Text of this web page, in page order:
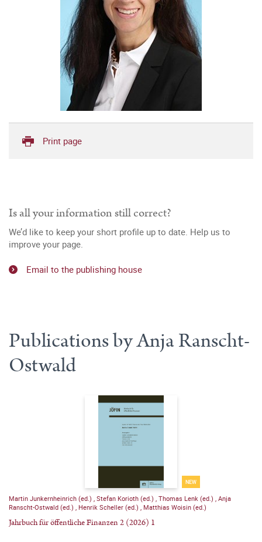
Print page
Is all your information still correct?
We’d like to keep your short profile up to date. Help us to
improve your page.
Email to the publishing house
Publications by Anja Ranscht-
Ostwald
NEW
Martin Junkernheinrich (ed.) Stefan Korioth (ed.) Thomas Lenk (ed.) Anja
Ranscht-Ostwald (ed.)
Henrik Scheller (ed.) Matthias Woisin (ed.)
Jahrbuch für öffentliche Finanzen 2 (2026) 1